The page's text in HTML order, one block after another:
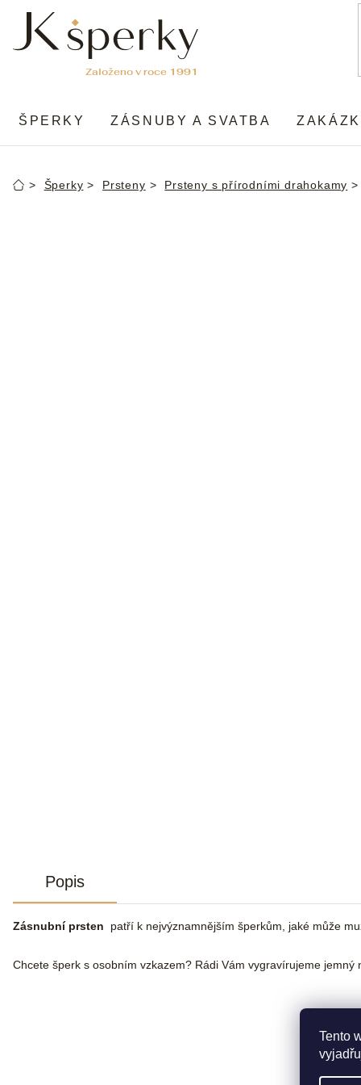
Tento
obsah
ŠPERKY ZÁSNUBY A SVATBA
DomůŠperky Prsteny Prsteny s přírodními drahokamy
Popis
Zásnubní prsten patří k nejvýznamnějším šperkům, jaké může
Chcete šperk s osobním vzkazem? Rádi Vám vygravírujeme